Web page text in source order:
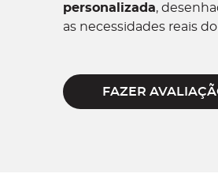
personalizada,
as necessidades reais
FAZER